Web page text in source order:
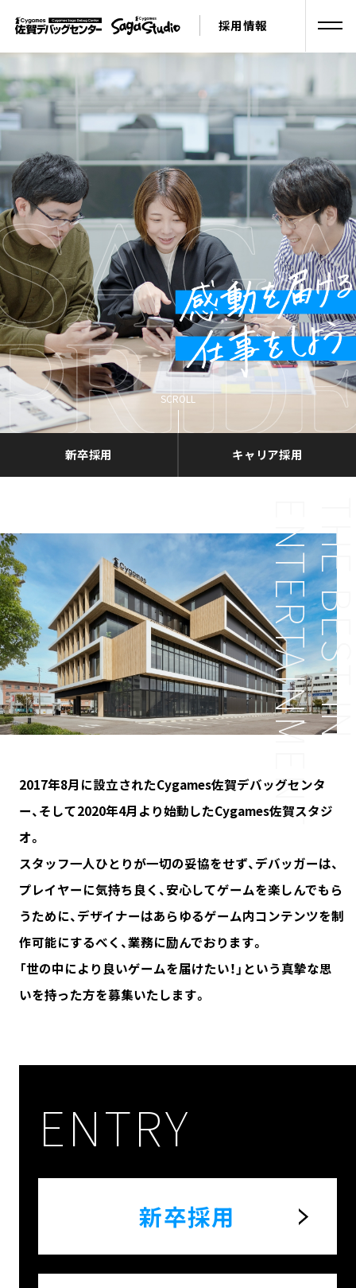
採用情報
トップ
社員の声
福利厚生
よくある質問
新卒採用
キャリア採用
佐賀デバッグセンターとは
デバッグとは
佐賀スタジオとは
本社の採用サイトはこちら
新卒採用 キャリア採用
SCROLL
ENTERTAINMENT
2017年8月に設立されたCygames佐賀デバッグセンタ
ー、そして2020年4月より始動したCygames佐賀スタジ
オ。
スタッフ一人ひとりが一切の妥協をせず、デバッガーは、
プレイヤーに気持ち良く、安心してゲームを楽しんでもら
うために、デザイナーはあらゆるゲーム内コンテンツを制
作可能にするべく、業務に励んでおります。
「世の中により良いゲームを届けたい！」という真摯な思
いを持った方を募集いたします。
ENTRY
新卒採用